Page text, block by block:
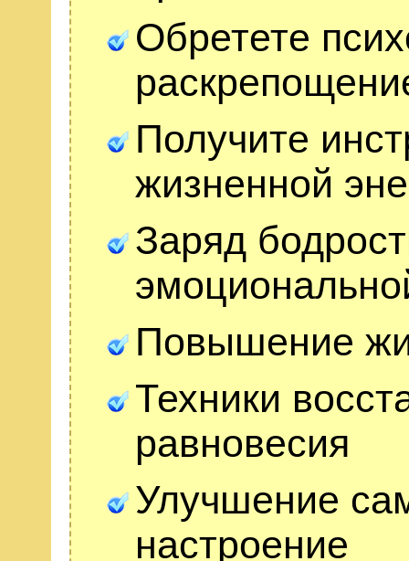
Обретете
Получите
жизненной
Заряд
Повышение
Техники
равновесия
Улучшение
настроение